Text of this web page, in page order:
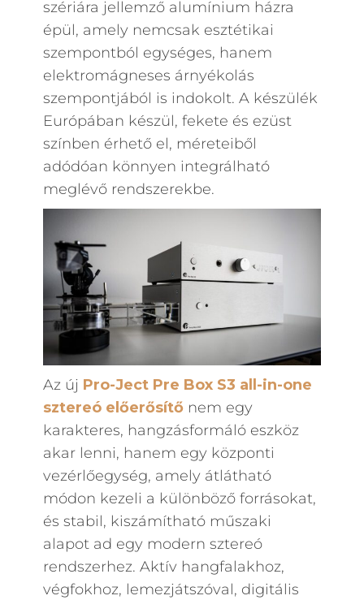
szériára jellemző alumínium házra
épül, amely nemcsak esztétikai
szempontból egységes, hanem
elektromágneses árnyékolás
szempontjából is indokolt. A készülék
Európában készül, fekete és ezüst
színben érhető el, méreteiből
adódóan könnyen integrálható
meglévő rendszerekbe.
Az új Pro-Ject Pre Box S3 all-in-one
sztereó előerősítőnem egy
karakteres, hangzásformáló eszköz
akar lenni, hanem egy központi
vezérlőegység, amely átlátható
módon kezeli a különböző forrásokat,
és stabil, kiszámítható műszaki
alapot ad egy modern sztereó
rendszerhez. Aktív hangfalakhoz,
végfokhoz, lemezjátszóval, digitális